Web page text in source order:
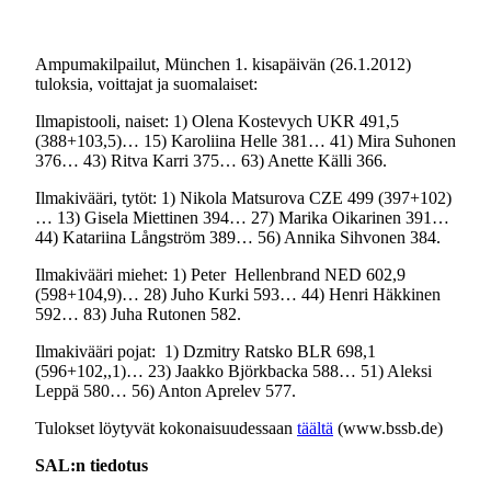
Ampumakilpailut, München 1. kisapäivän (26.1.2012)
tuloksia, voittajat ja suomalaiset:
Ilmapistooli, naiset: 1) Olena Kostevych UKR 491,5
(388+103,5)… 15) Karoliina Helle 381… 41) Mira Suhonen
376… 43) Ritva Karri 375… 63) Anette Källi 366.
Ilmakivääri, tytöt: 1) Nikola Matsurova CZE 499 (397+102)
… 13) Gisela Miettinen 394… 27) Marika Oikarinen 391…
44) Katariina Långström 389… 56) Annika Sihvonen 384.
Ilmakivääri miehet: 1) Peter Hellenbrand NED 602,9
(598+104,9)… 28) Juho Kurki 593… 44) Henri Häkkinen
592… 83) Juha Rutonen 582.
Ilmakivääri pojat: 1) Dzmitry Ratsko BLR 698,1
(596+102,,1)… 23) Jaakko Björkbacka 588… 51) Aleksi
Leppä 580… 56) Anton Aprelev 577.
Tulokset löytyvät kokonaisuudessaan täältä (www.bssb.de)
SAL:n tiedotus